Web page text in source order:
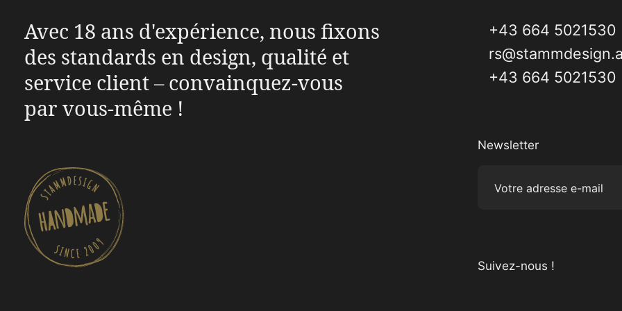
Avec 18 ans d'expérience, nous fixons
des standards en design, qualité et
service client – convainquez-vous
par vous-même !
+43 664 5021530
+43 664 5021530
Newsletter
Votre adresse e-mail
Suivez-nous !